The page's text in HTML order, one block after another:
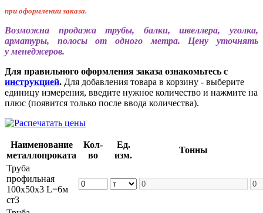
при оформлении заказа.
Возможна продажа трубы, балки, швеллера, уголка,
арматуры, полосы от одного метра. Цену уточнять
у менеджеров.
Для правильного оформления заказа ознакомьтесь с
инструкцией. Для добавления товара в корзину - выберите
единицу измерения, введите нужное количество и нажмите на
плюс (появится только после ввода количества).
Наименование
металлопроката
Кол-
во
Ед.
изм.
Тонны
Труба
профильная
100х50х3 L=6м
ст3